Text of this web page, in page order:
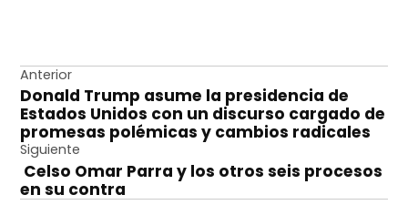
Navegación
de
entradas
Anterior
Donald Trump asume la presidencia de
Estados Unidos con un discurso cargado de
promesas polémicas y cambios radicales
Siguiente
Celso Omar Parra y los otros seis procesos
en su contra